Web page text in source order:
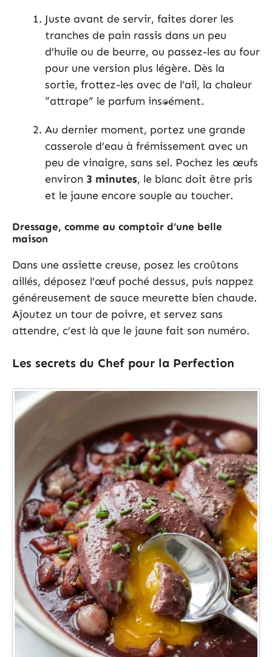
Juste avant de servir, faites dorer les
tranches de pain rassis dans un peu
d’huile ou de beurre, ou passez-les au four
pour une version plus légère. Dès la
sortie, frottez-les avec de l’ail, la chaleur
“attrape” le parfum instantanément.
Au dernier moment, portez une grande
casserole d’eau à frémissement avec un
peu de vinaigre, sans sel. Pochez les œufs
environ 3 minutes, le blanc doit être pris
et le jaune encore souple au toucher.
Dressage, comme au comptoir d’une belle
maison
Dans une assiette creuse, posez les croûtons
aillés, déposez l’œuf poché dessus, puis nappez
généreusement de sauce meurette bien chaude.
Ajoutez un tour de poivre, et servez sans
attendre, c’est là que le jaune fait son numéro.
Les secrets du Chef pour la Perfection